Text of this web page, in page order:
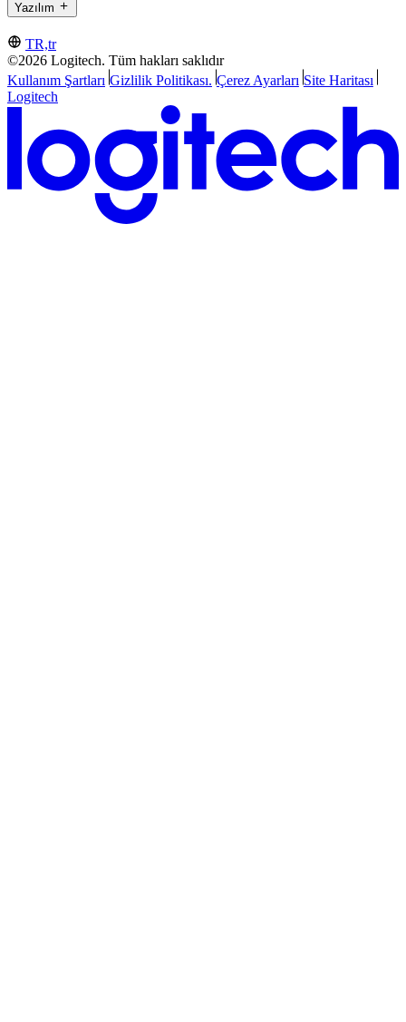
Yazılım
TR,tr
©2026 Logitech. Tüm hakları saklıdır
Kullanım Şartları Gizlilik Politikası. Çerez Ayarları Site Haritası
Logitech